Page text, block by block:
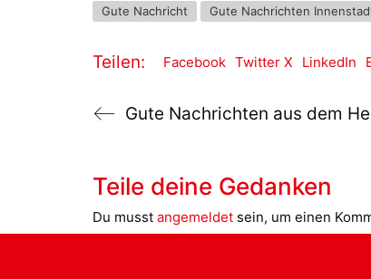
Gute Nachricht Gute Nachrichten
Teilen: Facebook Twitter X LinkedIn
Teile deine Gedanken
Du musst angemeldet sein, um einen